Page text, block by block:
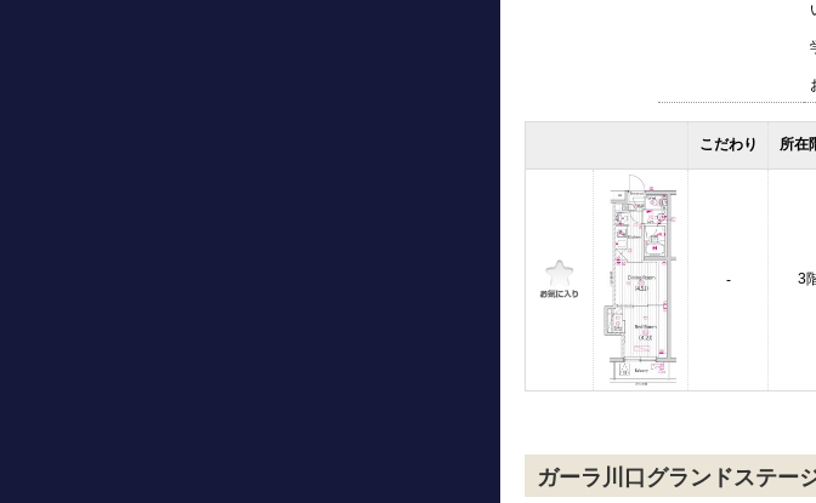
こだわり 所在
- 3
ガーラ川口グランドステー